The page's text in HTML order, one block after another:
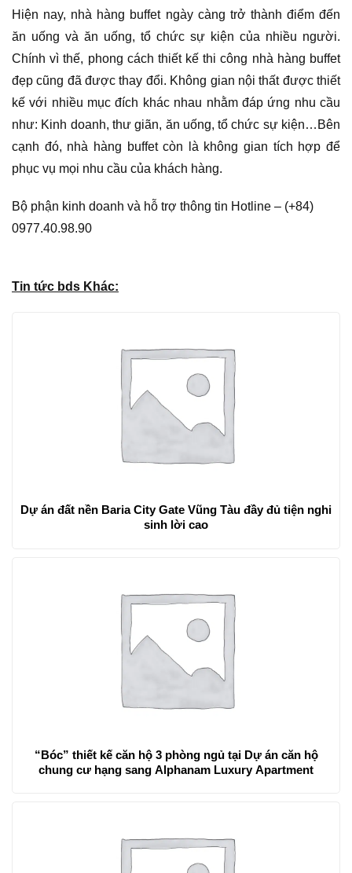
Hiện nay, nhà hàng buffet ngày càng trở thành điểm đến
ăn uống và ăn uống, tổ chức sự kiện của nhiều người.
Chính vì thế, phong cách thiết kế thi công nhà hàng buffet
đẹp cũng đã được thay đổi. Không gian nội thất được thiết
kế với nhiều mục đích khác nhau nhằm đáp ứng nhu cầu
như: Kinh doanh, thư giãn, ăn uống, tổ chức sự kiện…Bên
cạnh đó, nhà hàng buffet còn là không gian tích hợp để
phục vụ mọi nhu cầu của khách hàng.
Bộ phận kinh doanh và hỗ trợ thông tin Hotline – (+84)
0977.40.98.90
Tin tức bds Khác:
Dự án đất nền Baria City Gate Vũng Tàu đầy đủ tiện nghi
sinh lời cao
“Bóc” thiết kế căn hộ 3 phòng ngủ tại Dự án căn hộ
chung cư hạng sang Alphanam Luxury Apartment